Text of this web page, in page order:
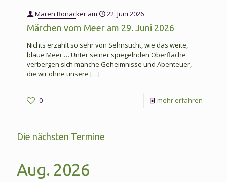
Maren Bonacker am 22. Juni 2026
Märchen vom Meer am 29. Juni 2026
Nichts erzählt so sehr von Sehnsucht, wie das weite,
blaue Meer … Unter seiner spiegelnden Oberfläche
verbergen sich manche Geheimnisse und Abenteuer,
die wir ohne unsere […]
0 mehr erfahren
Die nächsten Termine
Aug. 2026